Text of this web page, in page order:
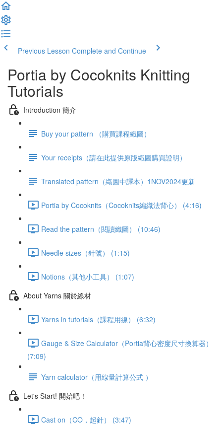
Previous Lesson Complete and Continue
Portia by Cocoknits Knitting
Tutorials
Introduction 簡介
Buy your pattern （購買課程織圖）
Your receipts（請在此提供原版織圖購買證明）
Translated pattern（織圖中譯本）1NOV2024更新
Portia by Cocoknits（Cocoknits編織法背心） (4:16)
Read the pattern（閱讀織圖） (10:46)
Needle sizes（針號） (1:15)
Notions（其他小工具） (1:07)
About Yarns 關於線材
Yarns in tutorials（課程用線） (6:32)
Gauge & Size Calculator（Portia背心密度尺寸換算器）
(7:09)
Yarn calculator（用線量計算公式 ）
Let's Start! 開始吧！
Cast on（CO，起針） (3:47)